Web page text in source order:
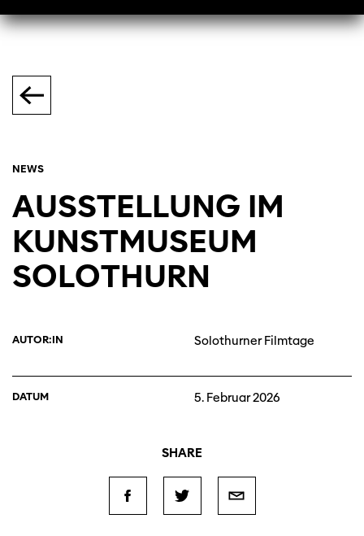
NEWS
AUSSTELLUNG IM
KUNSTMUSEUM
SOLOTHURN
AUTOR:IN Solothurner Filmtage
DATUM 5. Februar 2026
SHARE